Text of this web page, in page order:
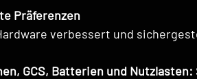
Präferenzen
verbessert und
GCS, Batterien und Nutzlasten: